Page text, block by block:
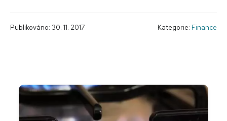
Publikováno: 30. 11. 2017 Kategorie: Finance